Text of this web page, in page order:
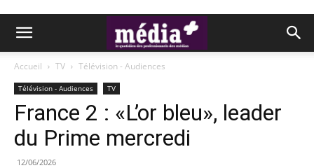
Accueil TV Télévision - Audiences
Télévision - Audiences TV
France 2 : «L’or bleu», leader
du Prime mercredi
12/06/2026